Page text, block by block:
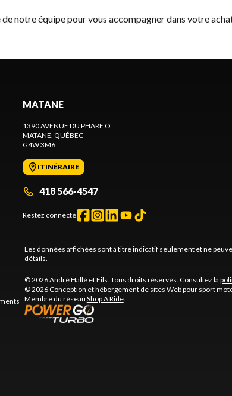
notre équipe pour vous accompagner dans votre
MATANE
1390 AVENUE DU PHARE O
MATANE, QUÉBEC
G4W 3M6
ITINÉRAIRE
418 566-4547
Restez connecté
Les données affichées sont à titre indicatif seulement et ne
détails.
© 2026 André Hallé et Fils. Tous droits réservés. Consultez la
© 2026 Conception et hébergement de sites Web pour sport
Membre du réseau Shop A Ride.